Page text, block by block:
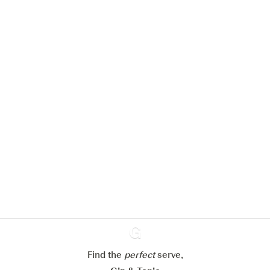
Ginventory
Find the perfectserve,